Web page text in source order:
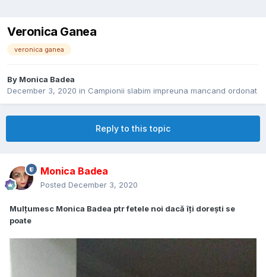
Veronica Ganea
veronica ganea
By Monica Badea
December 3, 2020 in Campionii slabim impreuna mancand ordonat
Reply to this topic
Monica Badea
Posted December 3, 2020
Mulțumesc Monica Badea ptr fetele noi dacă îți dorești se
poate